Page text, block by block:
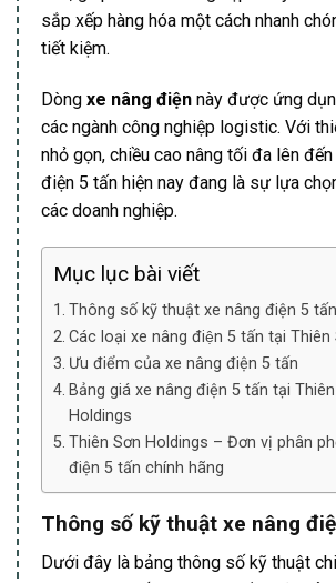
sắp xếp hàng hóa một cách nhanh
tiết kiệm.
Dòng xe nâng điện này được ứng
các ngành công nghiệp logistic. Với
nhỏ gọn, chiều cao nâng tối đa lên
điện 5 tấn hiện nay đang là sự lựa
các doanh nghiệp.
Mục lục bài viết
Thông số kỹ thuật xe nâng điện 5 tấn
Các loại xe nâng điện 5 tấn tại Thiên
Ưu điểm của xe nâng điện 5 tấn
Bảng giá xe nâng điện 5 tấn tại
Holdings
Thiên Sơn Holdings – Đơn vị phân
điện 5 tấn chính hãng
Thông số kỹ thuật xe nâng
Dưới đây là bảng thông số kỹ thuật